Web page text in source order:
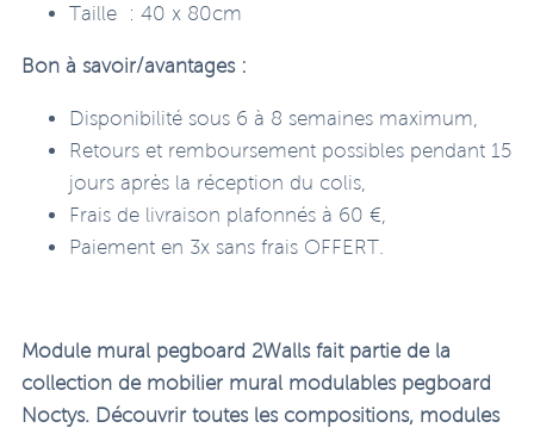
Taille : 40 x 80cm
Bon à savoir/avantages :
Disponibilité sous 6 à 8 semaines maximum,
Retours et remboursement possibles pendant 15
jours après la réception du colis,
Frais de livraison plafonnés à 60 €,
Paiement en 3x sans frais OFFERT.
Module mural pegboard 2Walls fait partie de la
collection de mobilier mural modulables pegboard
Noctys. Découvrir toutes les compositions, modules